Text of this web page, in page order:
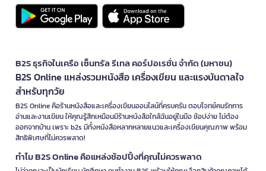
B2S ธุรกิจในเครือ เซ็นทรัล รีเทล คอร์ปอเรชั่น จำกัด (มหาชน)
B2S Online แหล่งรวมหนังสือ เครื่องเขียน และแรงบันดาลใจ
สำหรับทุกวัย
B2S Online คือร้านหนังสือและเครื่องเขียนออนไลน์ที่ครบครัน ตอบโจทย์คนรักการ
อ่านและงานเขียน ให้คุณรู้สึกเหมือนมีร้านหนังสือใกล้ฉันอยู่ในมือ ช้อปง่าย ไม่ต้อง
ออกจากบ้าน เพราะ b2s มีทั้งหนังสือหลากหลายแนวและเครื่องเขียนคุณภาพ พร้อม
สิทธิพิเศษที่ไม่ควรพลาด!
ทำไม B2S Online คือแหล่งช้อปปิ้งที่คุณไม่ควรพลาด